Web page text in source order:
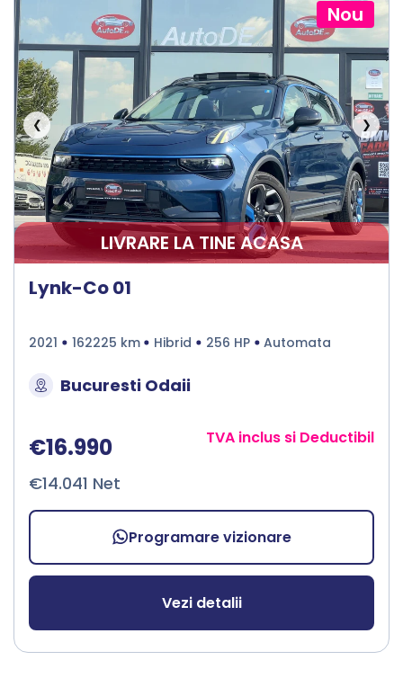
Nou
❮ ❯
LIVRARE LA TINE ACASA
Lynk-Co 01
2021 162225 km Hibrid 256 HP Automata
Bucuresti Odaii
€16.990
€14.041 Net
TVA inclus si Deductibil
Programare vizionare
Vezi detalii